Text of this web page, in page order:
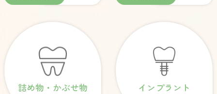
詰め物・かぶせ物 インプラント